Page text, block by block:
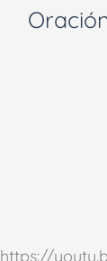
https://